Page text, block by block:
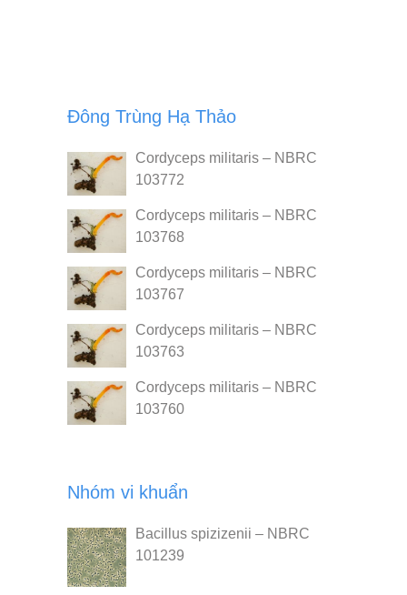
Đông Trùng Hạ Thảo
Cordyceps militaris – NBRC
103772
Cordyceps militaris – NBRC
103768
Cordyceps militaris – NBRC
103767
Cordyceps militaris – NBRC
103763
Cordyceps militaris – NBRC
103760
Nhóm vi khuẩn
Bacillus spizizenii – NBRC
101239